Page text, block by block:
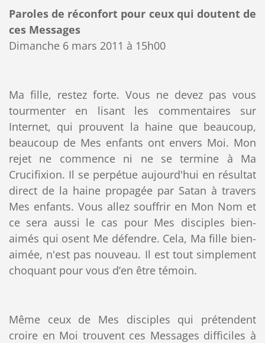
Paroles de réconfort pour ​​ceux qui doutent de
ces Messages
Dimanche 6 mars 2011 à 15h00
Ma fille, restez forte. Vous ne devez pas vous
tourmenter en lisant les commentaires sur
Internet, qui prouvent la haine que beaucoup,
beaucoup de Mes enfants ont envers Moi. Mon
rejet ne commence ni ne se termine à Ma
Crucifixion. Il se perpétue aujourd'hui en résultat
direct de la haine propagée par Satan à travers
Mes enfants. Vous allez souffrir en Mon Nom et
ce sera aussi le cas pour Mes disciples bien-
aimés qui osent Me défendre. Cela, Ma fille bien-
aimée, n'est pas nouveau. Il est tout simplement
choquant pour vous d’en être témoin.
Même ceux de Mes disciples qui prétendent
croire en Moi trouvent ces Messages difficiles à